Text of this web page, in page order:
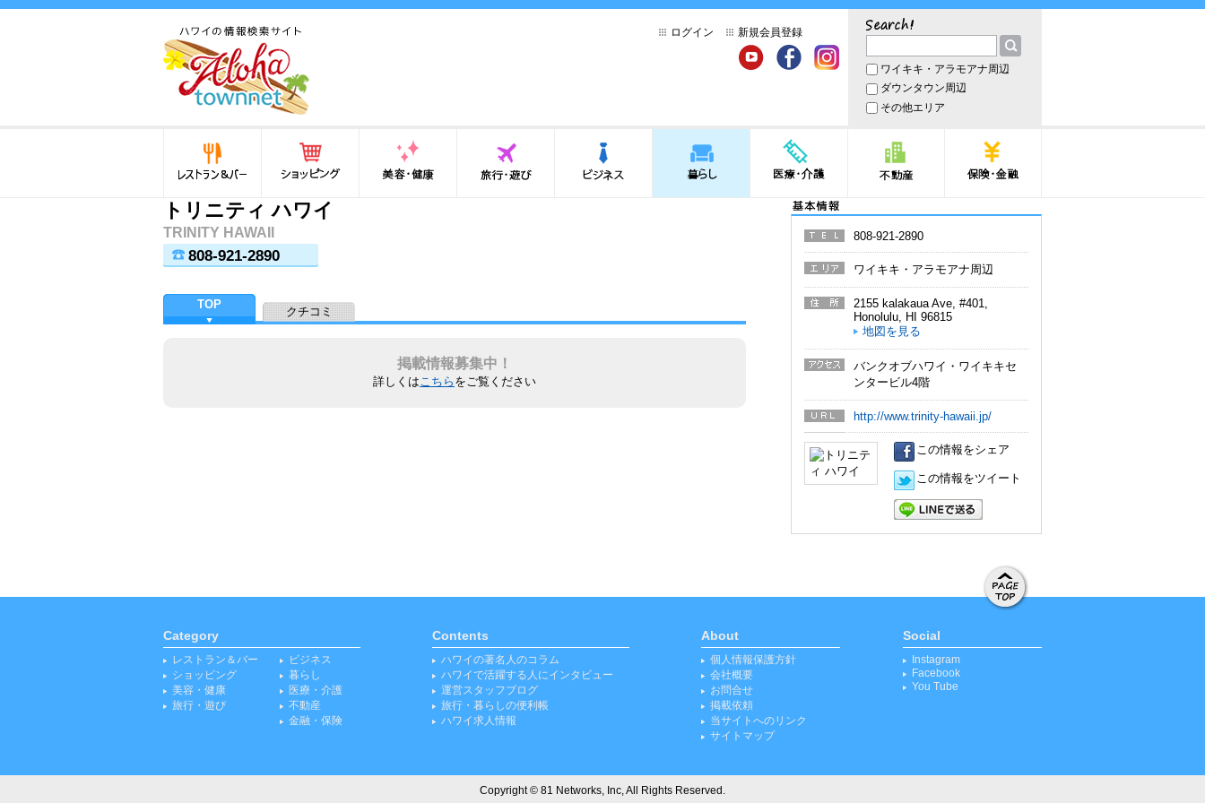
法律から運転免許証まで情
報が満載！
ログイン 新規会員登録 サーチ
ワイキキ・アラモアナ周辺
ダウンタウン周辺
その他エリア
レストラン＆バー ショッピング 医療・介護
トリニティ ハワイ
TRINITY HAWAII
808-921-2890
TOP
クチコミ
掲載情報募集中！
詳しくはこちら をご覧ください
電話番
号
808-921-2890
ワイキキ・アラモアナ周辺
2155 kalakaua Ave, #401
Honolulu
HI 96815
地図を見る
バンクオブハワイ・ワイキキセ
ンタービル4階
http://www.trinity-hawaii.jp/
この情報をシェア
この情報をツイート
Category
レストラン＆バー
ショッピング
美容・健康
旅行・遊び
ビジネス
暮らし
医療・介護
不動産
金融・保険
Contents
ハワイの著名人のコラム
ハワイで活躍する人にインタビュー
運営スタッフブログ
旅行・暮らしの便利帳
ハワイ求人情報
About
個人情報保護方針
会社概要
お問合せ
掲載依頼
当サイトへのリンク
サイトマップ
Social
Instagram
Facebook
You Tube
動する
Copyright © 81 Networks, Inc, All Rights Reserved.